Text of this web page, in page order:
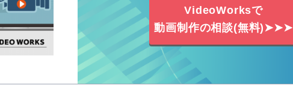
VideoWorksで
動画制作の相談(無料)➤➤➤